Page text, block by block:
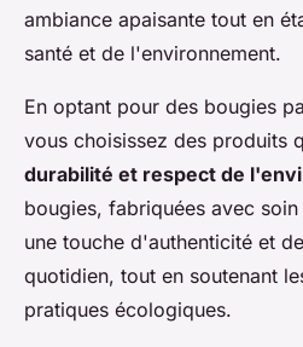
ambiance apaisante tout en
santé et de l'environnement.
En optant pour des bougies
vous choisissez des produits
durabilité et respect de
bougies, fabriquées avec
une touche d'authenticité et
quotidien, tout en soutenant
pratiques écologiques.